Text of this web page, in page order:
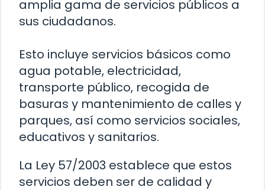
amplia gama de servicios públicos a
sus ciudadanos.
Esto incluye servicios básicos como
agua potable, electricidad,
transporte público, recogida de
basuras y mantenimiento de calles y
parques, así como servicios sociales,
educativos y sanitarios.
La Ley 57/2003 establece que estos
servicios deben ser de calidad y